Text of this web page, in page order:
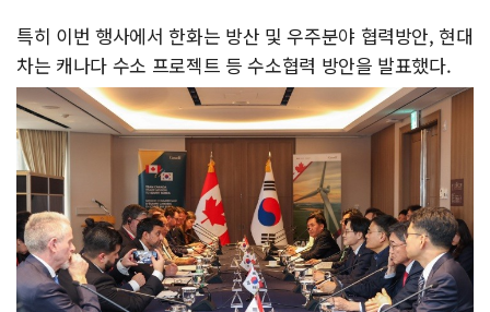
특히 이번 행사에서 한화는 방산 및 우주분야 협력방안, 현대
차는 캐나다 수소 프로젝트 등 수소협력 방안을 발표했다.